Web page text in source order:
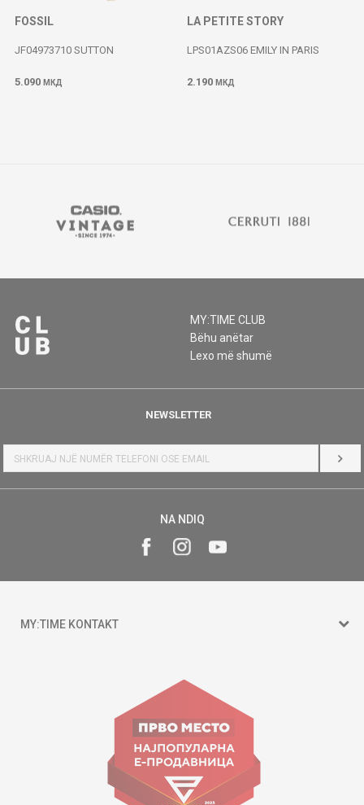
FOSSIL
JF04973710 SUTTON
5.090 МКД
LA PETITE STORY
LPS01AZS06 EMILY IN PARIS
2.190 МКД
MY:TIME CLUB
Bëhu anëtar
Lexo më shumë
NEWSLETTER
HYR
NA NDIQ
MY:TIME KONTAKT
Goce Nikolovski 74 Shkup
contact@mytime.mk
Orari i punës:
09:00 - 17:00